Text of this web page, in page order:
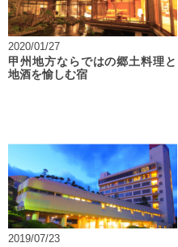
2020/01/27
甲州地方ならではの郷土料理と
地酒を愉しむ宿
2019/07/23